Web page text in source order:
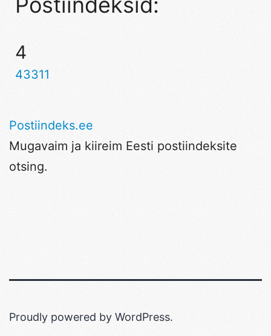
4
43311
Postiindeks.ee
Mugavaim ja kiireim Eesti postiindeksite
otsing.
Proudly powered by WordPress.